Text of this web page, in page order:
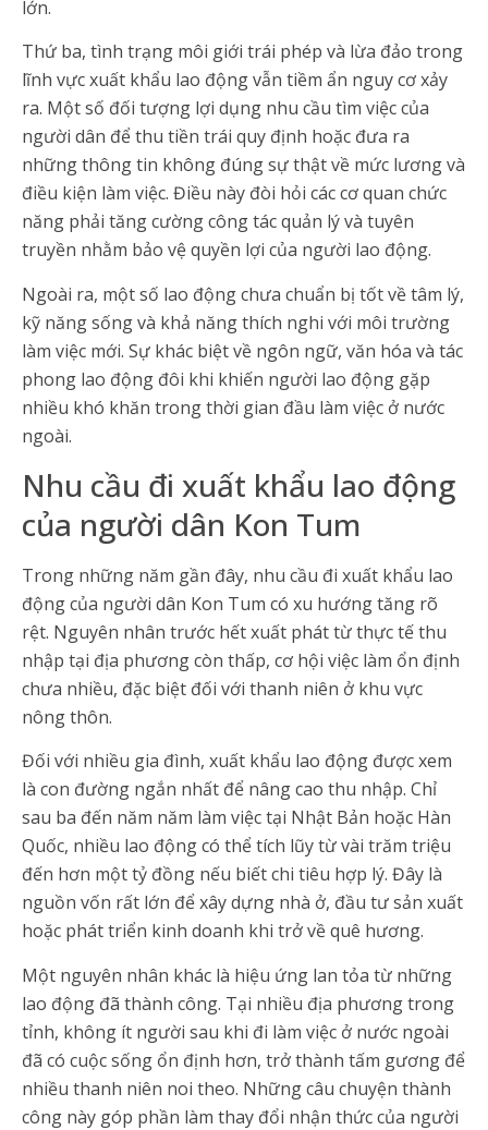
lớn.
Thứ ba, tình trạng môi giới trái phép và lừa đảo trong
lĩnh vực xuất khẩu lao động vẫn tiềm ẩn nguy cơ xảy
ra. Một số đối tượng lợi dụng nhu cầu tìm việc của
người dân để thu tiền trái quy định hoặc đưa ra
những thông tin không đúng sự thật về mức lương và
điều kiện làm việc. Điều này đòi hỏi các cơ quan chức
năng phải tăng cường công tác quản lý và tuyên
truyền nhằm bảo vệ quyền lợi của người lao động.
Ngoài ra, một số lao động chưa chuẩn bị tốt về tâm lý,
kỹ năng sống và khả năng thích nghi với môi trường
làm việc mới. Sự khác biệt về ngôn ngữ, văn hóa và tác
phong lao động đôi khi khiến người lao động gặp
nhiều khó khăn trong thời gian đầu làm việc ở nước
ngoài.
Nhu cầu đi xuất khẩu lao động
của người dân Kon Tum
Trong những năm gần đây, nhu cầu đi xuất khẩu lao
động của người dân Kon Tum có xu hướng tăng rõ
rệt. Nguyên nhân trước hết xuất phát từ thực tế thu
nhập tại địa phương còn thấp, cơ hội việc làm ổn định
chưa nhiều, đặc biệt đối với thanh niên ở khu vực
nông thôn.
Đối với nhiều gia đình, xuất khẩu lao động được xem
là con đường ngắn nhất để nâng cao thu nhập. Chỉ
sau ba đến năm năm làm việc tại Nhật Bản hoặc Hàn
Quốc, nhiều lao động có thể tích lũy từ vài trăm triệu
đến hơn một tỷ đồng nếu biết chi tiêu hợp lý. Đây là
nguồn vốn rất lớn để xây dựng nhà ở, đầu tư sản xuất
hoặc phát triển kinh doanh khi trở về quê hương.
Một nguyên nhân khác là hiệu ứng lan tỏa từ những
lao động đã thành công. Tại nhiều địa phương trong
tỉnh, không ít người sau khi đi làm việc ở nước ngoài
đã có cuộc sống ổn định hơn, trở thành tấm gương để
nhiều thanh niên noi theo. Những câu chuyện thành
công này góp phần làm thay đổi nhận thức của người